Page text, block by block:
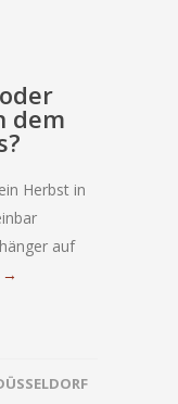
dem
Herbst in
auf
→